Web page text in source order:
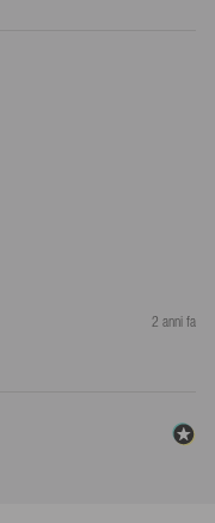
2 anni fa